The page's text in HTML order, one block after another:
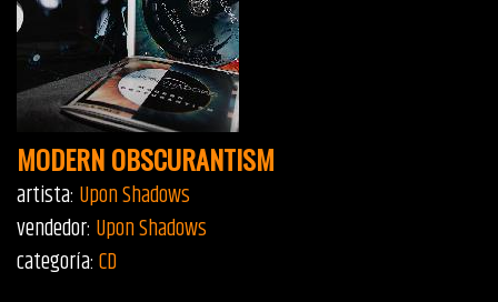
MODERN OBSCURANTISM
artista: Upon Shadows
vendedor: Upon Shadows
categoría:CD